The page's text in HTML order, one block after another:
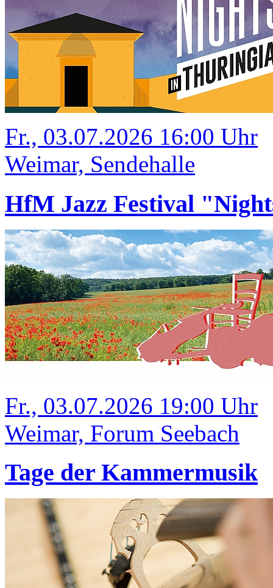
Fr., 03.07.2026 16:00 Uhr
Weimar, Sendehalle
HfM Jazz Festival
Fr., 03.07.2026 19:00 Uhr
Weimar, Forum Seebach
Tage der Kammermusik